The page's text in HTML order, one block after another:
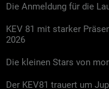
Die Anmeldung für die
KEV 81 mit starker
2026
Die kleinen Stars von
Der KEV81 trauert um